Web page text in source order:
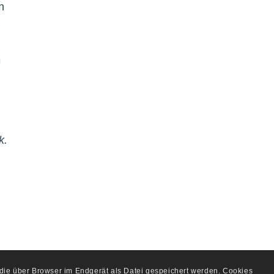
über Browser im Endgerät als Datei gespeichert werden. Cookies